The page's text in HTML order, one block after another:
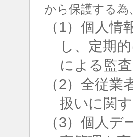
から保護する為
（1）個人
し、定期
による監
（2）全従
扱いに関
（3）個人